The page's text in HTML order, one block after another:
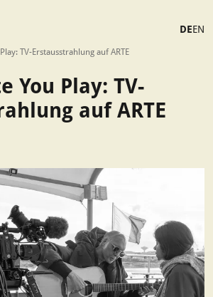
DEEN
TV-Erstausstrahlung auf ARTE
You Play: TV-
auf ARTE